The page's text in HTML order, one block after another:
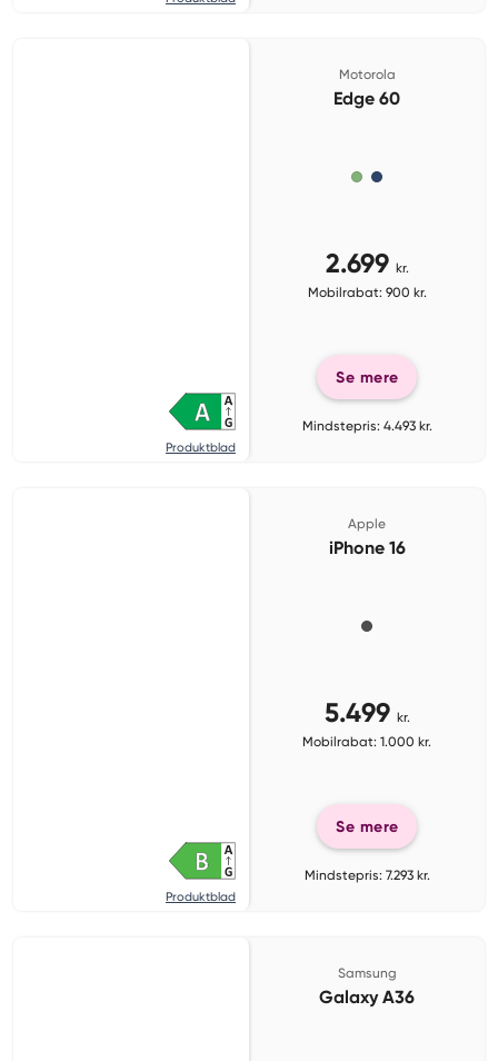
Produktblad
Motorola
Edge 60
2.699 kr.
Mobilrabat: 900 kr.
Se mere
Mindstepris: 4.493 kr.
Produktblad
Apple
iPhone 16
5.499 kr.
Mobilrabat: 1.000 kr.
Se mere
Mindstepris: 7.293 kr.
Samsung
Galaxy A36